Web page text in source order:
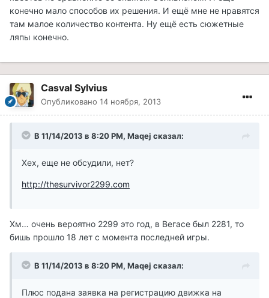
конечно мало способов их решения. И ещё мне не нравятся
там малое количество контента. Ну ещё есть сюжетные
ляпы конечно.
Casval Sylvius
Опубликовано 14 ноября, 2013
В 11/14/2013 в 8:20 PM, Maqej сказал:
Хех, еще не обсудили, нет?
http://thesurvivor2299.com
Хм… очень вероятно 2299 это год, в Вегасе был 2281, то
бишь прошло 18 лет с момента последней игры.
В 11/14/2013 в 8:20 PM, Maqej сказал:
Плюс подана заявка на регистрацию движка на